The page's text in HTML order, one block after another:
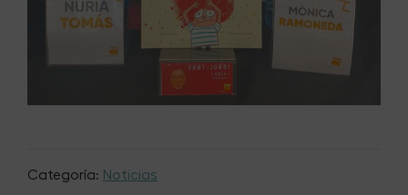
Categoría: Noticias